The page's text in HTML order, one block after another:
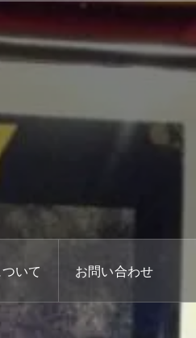
いて お問い合わせ